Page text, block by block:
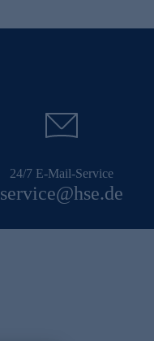
24/7 E-Mail-Service
service@hse.de